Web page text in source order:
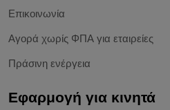
Επικοινωνία
Αγορά χωρίς ΦΠΑ για εταιρείες
Πράσινη ενέργεια
Εφαρμογή για κινητά